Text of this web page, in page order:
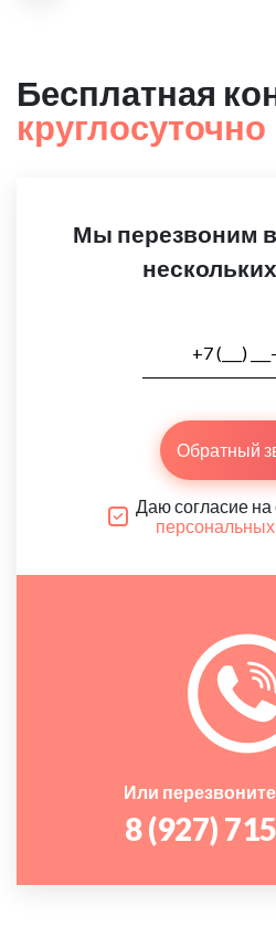
Бесплатная
круглосуточно
Мы перезвоним
Обратный
Даю согласие на
Или
8 (927)